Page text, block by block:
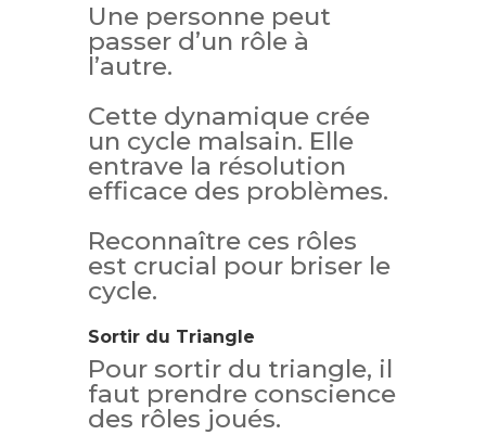
Une personne peut
passer d’un rôle à
l’autre.
Cette dynamique crée
un cycle malsain. Elle
entrave la résolution
efficace des problèmes.
Reconnaître ces rôles
est crucial pour briser le
cycle.
Sortir du Triangle
Pour sortir du triangle, il
faut prendre conscience
des rôles joués.